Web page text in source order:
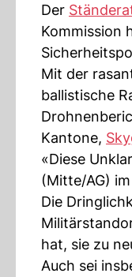
Der
Kommission
Mit der
ballistische
Kantone,
«Diese
(Mitte/AG)
Die
hat, sie zu
Auch sei